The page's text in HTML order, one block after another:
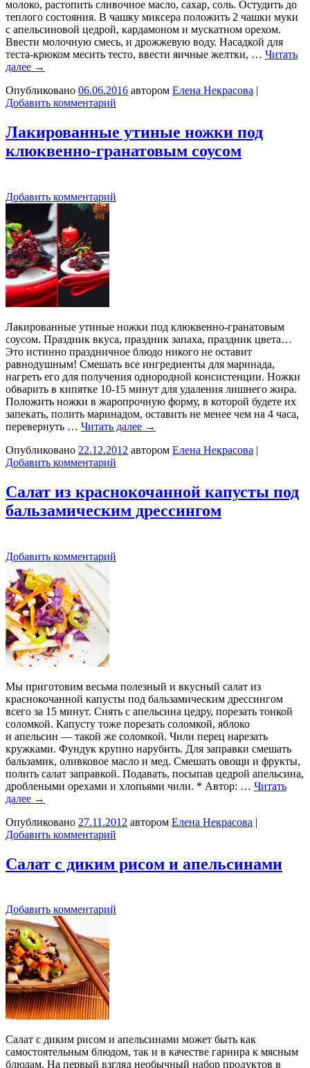
молоко, растопить сливочное масло, сахар, соль. Остудить до
теплого состояния. В чашку миксера положить 2 чашки муки
с апельсиновой цедрой, кардамоном и мускатном орехом.
Ввести молочную смесь, и дрожжевую воду. Насадкой для
теста-крюком месить тесто, ввести яичные желтки, … Читать
далее →
Опубликовано 06.06.2016 автором Елена Некрасова |
Добавить комментарий
Лакированные утиные ножки под
клюквенно-гранатовым соусом
Добавить комментарий
Лакированные утиные ножки под клюквенно-гранатовым
соусом. Праздник вкуса, праздник запаха, праздник цвета…
Это истинно праздничное блюдо никого не оставит
равнодушным! Смешать все ингредиенты для маринада,
нагреть его для получения однородной консистенции. Ножки
обварить в кипятке 10-15 минут для удаления лишнего жира.
Положить ножки в жаропрочную форму, в которой будете их
запекать, полить маринадом, оставить не менее чем на 4 часа,
перевернуть … Читать далее →
Опубликовано 22.12.2012 автором Елена Некрасова |
Добавить комментарий
Салат из краснокочанной капусты под
бальзамическим дрессингом
Добавить комментарий
Мы приготовим весьма полезный и вкусный салат из
краснокочанной капусты под бальзамическим дрессингом
всего за 15 минут. Снять с апельсина цедру, порезать тонкой
соломкой. Капусту тоже порезать соломкой, яблоко
и апельсин — такой же соломкой. Чили перец нарезать
кружками. Фундук крупно нарубить. Для заправки смешать
бальзамик, оливковое масло и мед. Смешать овощи и фрукты,
полить салат заправкой. Подавать, посыпав цедрой апельсина,
дроблеными орехами и хлопьями чили. * Автор: … Читать
далее →
Опубликовано 27.11.2012 автором Елена Некрасова |
Добавить комментарий
Салат с диким рисом и апельсинами
Добавить комментарий
Салат с диким рисом и апельсинами может быть как
самостоятельным блюдом, так и в качестве гарнира к мясным
блюдам. На первый взгляд необычный набор продуктов в